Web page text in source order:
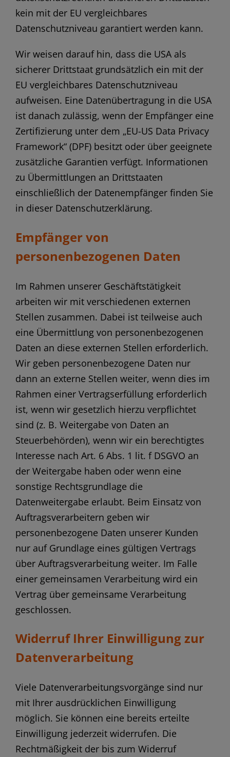
kein mit der EU vergleichbares
Datenschutzniveau garantiert werden kann.
Wir weisen darauf hin, dass die USA als
sicherer Drittstaat grundsätzlich ein mit der
EU vergleichbares Datenschutzniveau
aufweisen. Eine Datenübertragung in die USA
ist danach zulässig, wenn der Empfänger eine
Zertifizierung unter dem „EU-US Data Privacy
Framework“ (DPF) besitzt oder über geeignete
zusätzliche Garantien verfügt. Informationen
zu Übermittlungen an Drittstaaten
einschließlich der Datenempfänger finden Sie
in dieser Datenschutzerklärung.
Empfänger von
personenbezogenen Daten
Im Rahmen unserer Geschäftstätigkeit
arbeiten wir mit verschiedenen externen
Stellen zusammen. Dabei ist teilweise auch
eine Übermittlung von personenbezogenen
Daten an diese externen Stellen erforderlich.
Wir geben personenbezogene Daten nur
dann an externe Stellen weiter, wenn dies im
Rahmen einer Vertragserfüllung erforderlich
ist, wenn wir gesetzlich hierzu verpflichtet
sind (z. B. Weitergabe von Daten an
Steuerbehörden), wenn wir ein berechtigtes
Interesse nach Art. 6 Abs. 1 lit. f DSGVO an
der Weitergabe haben oder wenn eine
sonstige Rechtsgrundlage die
Datenweitergabe erlaubt. Beim Einsatz von
Auftragsverarbeitern geben wir
personenbezogene Daten unserer Kunden
nur auf Grundlage eines gültigen Vertrags
über Auftragsverarbeitung weiter. Im Falle
einer gemeinsamen Verarbeitung wird ein
Vertrag über gemeinsame Verarbeitung
geschlossen.
Widerruf Ihrer Einwilligung zur
Datenverarbeitung
Viele Datenverarbeitungsvorgänge sind nur
mit Ihrer ausdrücklichen Einwilligung
möglich. Sie können eine bereits erteilte
Einwilligung jederzeit widerrufen. Die
Rechtmäßigkeit der bis zum Widerruf